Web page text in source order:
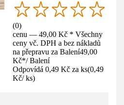
(0)
cenu — 49,00 Kč * Všechny
ceny vč. DPH a bez nákladů
na přepravu za Balení49,00
Kč*/ Balení
Odpovídá 0,49 Kč za ks(0,49
Kč/ ks)